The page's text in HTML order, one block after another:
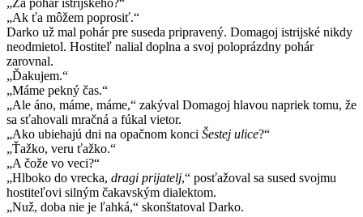
„Ak ťa môžem poprosiť.“
Darko už mal pohár pre suseda pripravený. Domagoj istrijské nikdy
neodmietol. Hostiteľ nalial doplna a svoj poloprázdny pohár
zarovnal.
„Ďakujem.“
„Máme pekný čas.“
„Ale áno, máme, máme,“ zakýval Domagoj hlavou napriek tomu, že
sa sťahovali mračná a fúkal vietor.
„Ako ubiehajú dni na opačnom konci Šestej ulice?“
„Ťažko, veru ťažko.“
„A čože vo veci?“
„Hlboko do vrecka, dragi prijatelj,“ posťažoval sa sused svojmu
hostiteľovi silným čakavským dialektom.
„Nuž, doba nie je ľahká,“ skonštatoval Darko.